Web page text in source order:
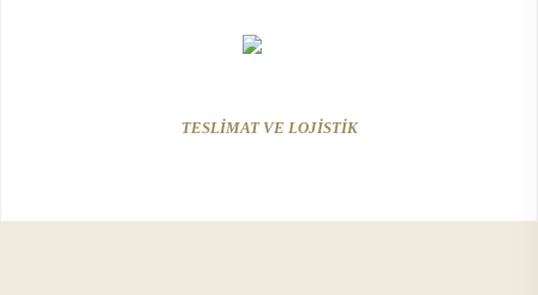
TESLİMAT VE LOJİSTİK